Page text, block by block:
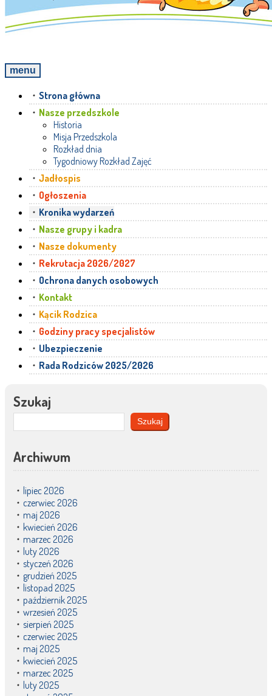
menu
Strona główna
Nasze przedszkole
Historia
Misja Przedszkola
Rozkład dnia
Tygodniowy Rozkład Zajęć
Jadłospis
Ogłoszenia
Kronika wydarzeń
Nasze grupy i kadra
Nasze dokumenty
Rekrutacja 2026/2027
Ochrona danych osobowych
Kontakt
Kącik Rodzica
Godziny pracy specjalistów
Ubezpieczenie
Rada Rodziców 2025/2026
Szukaj
Szukaj
Archiwum
lipiec 2026
czerwiec 2026
maj 2026
kwiecień 2026
marzec 2026
luty 2026
styczeń 2026
grudzień 2025
listopad 2025
październik 2025
wrzesień 2025
sierpień 2025
czerwiec 2025
maj 2025
kwiecień 2025
marzec 2025
luty 2025